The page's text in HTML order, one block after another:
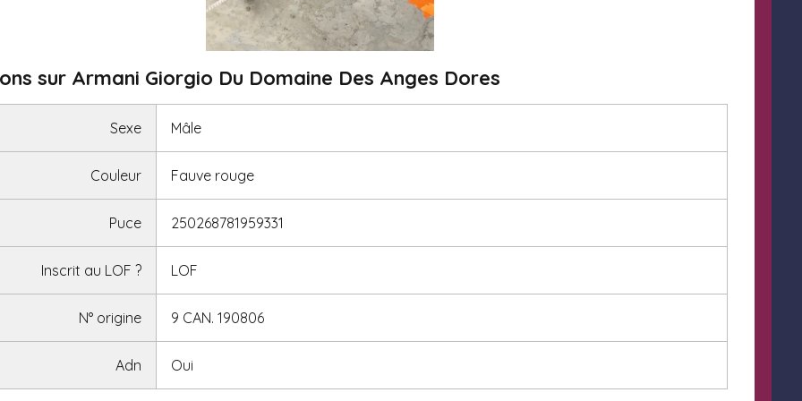
sur Armani Giorgio Du Domaine Des Anges Dores
Sexe Mâle
Couleur Fauve rouge
Puce 250268781959331
Inscrit au LOF? LOF
N° origine 9 CAN. 190806
Adn Oui